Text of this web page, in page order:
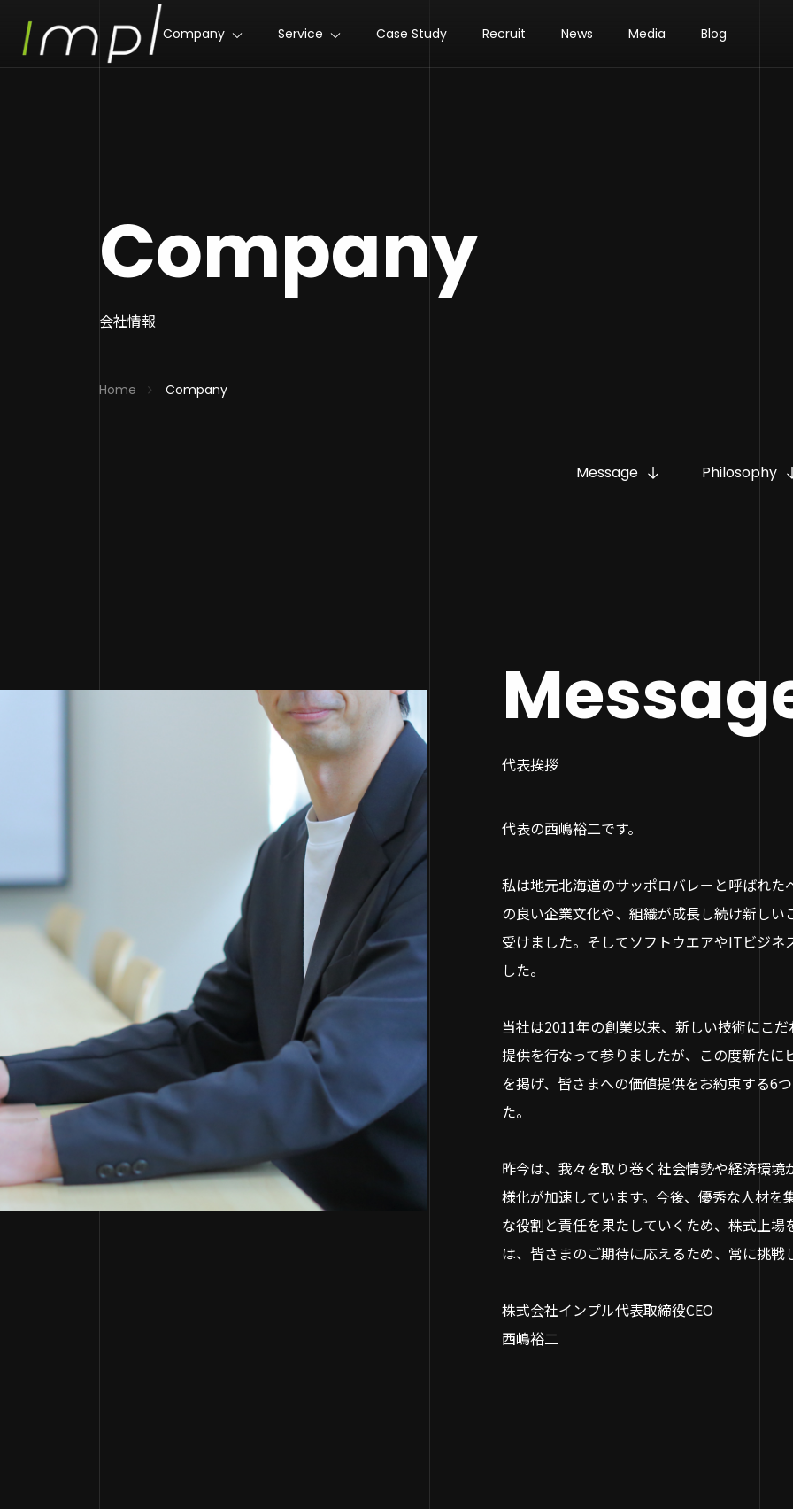
Company Service Case Study Recruit News Media Blog
Company
会社情報
Home Company
Message Philosophy
代表挨拶
代表の西嶋裕二です。
私は地元北海道のサッポロバレーと呼ばれ
の良い企業文化や、組織が成長し続け新し
受けました。そしてソフトウエアやITビジ
した。
当社は2011年の創業以来、新しい技術にこ
提供を行なって参りましたが、この度新たに
を掲げ、皆さまへの価値提供をお約束する6
た。
昨今は、我々を取り巻く社会情勢や経済環
様化が加速しています。今後、優秀な人材
な役割と責任を果たしていくため、株式上
は、皆さまのご期待に応えるため、常に挑
株式会社インプル代表取締役CEO
西嶋裕二